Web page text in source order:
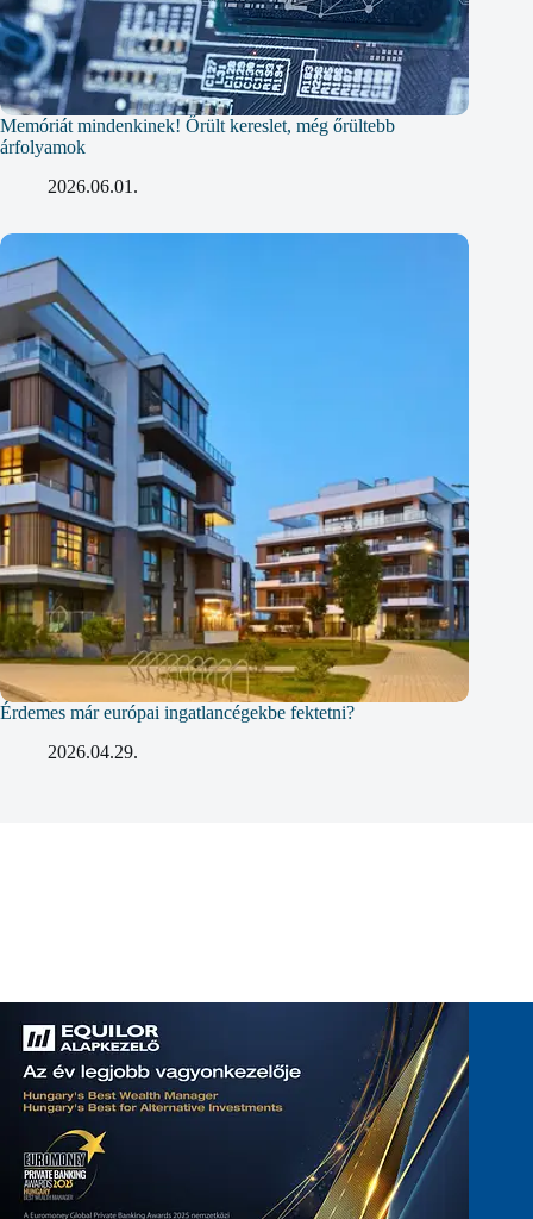
Memóriát mindenkinek! Őrült kereslet, még őrültebb
árfolyamok
2026.06.01.
Érdemes már európai ingatlancégekbe fektetni?
2026.04.29.